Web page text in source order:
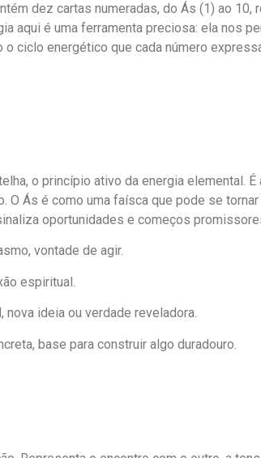
dez cartas numeradas, do Ás (1) ao 10,
aqui é uma ferramenta preciosa: ela nos
ciclo energético que cada número
o princípio ativo da energia elemental. É
O Ás é como uma faísca que pode se
oportunidades e começos
vontade de agir.
espiritual.
nova ideia ou verdade reveladora.
base para construir algo duradouro.